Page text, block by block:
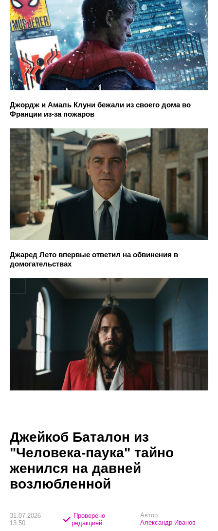
Джордж и Амаль Клуни бежали из своего дома во
Франции из-за пожаров
Джаред Лето впервые ответил на обвинения в
домогательствах
Джейкоб Баталон из
"Человека-паука" тайно
женился на давней
возлюбленной
31.07.2026
13:50
Проверено
редакцией
Автор:
Александр Иванов